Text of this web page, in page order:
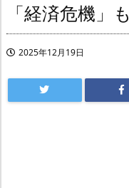
「経済危機」も
2025年12月19日